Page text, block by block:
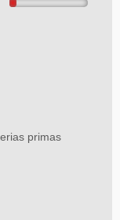
primas